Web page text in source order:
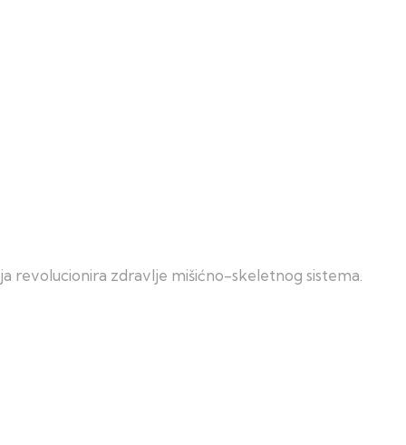
revolucionira zdravlje mišićno-skeletnog sistema.